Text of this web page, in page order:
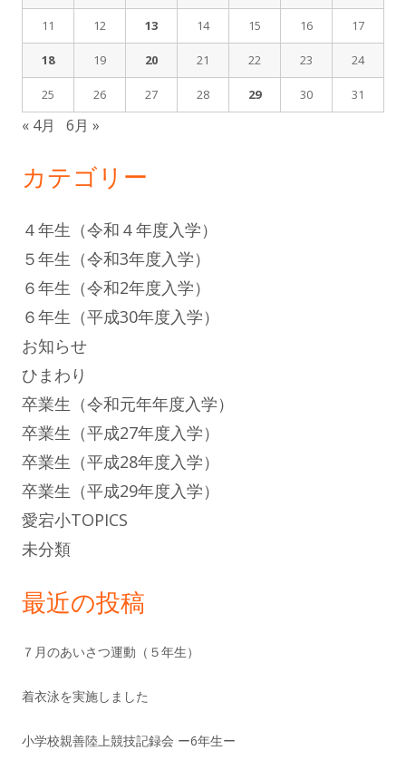
11 12 13 14 15 16 17
18 19 20 21 22 23 24
25 26 27 28 29 30 31
« 4月 6月 »
カテゴリー
４年生（令和４年度入学）
５年生（令和3年度入学）
６年生（令和2年度入学）
６年生（平成30年度入学）
お知らせ
ひまわり
卒業生（令和元年年度入学）
卒業生（平成27年度入学）
卒業生（平成28年度入学）
卒業生（平成29年度入学）
愛宕小TOPICS
未分類
最近の投稿
７月のあいさつ運動（５年生）
着衣泳を実施しました
小学校親善陸上競技記録会 ー6年生ー